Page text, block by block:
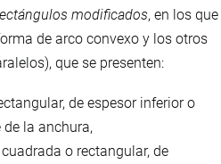
modificados, en los que
de arco convexo y los otros
que se presenten:
de espesor inferior o
la anchura,
o rectangular, de